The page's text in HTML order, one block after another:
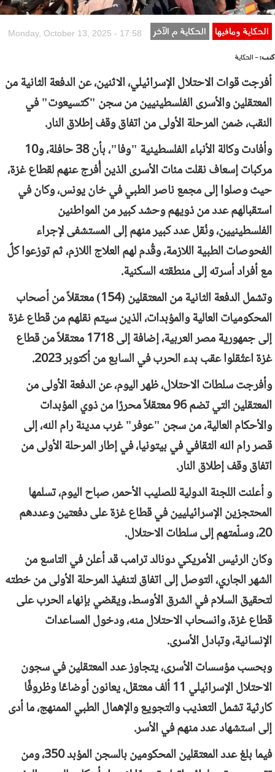
الحكاية ومافيها الحكاية م الآخر Monday, October 13, 2025 - 17:58
كتب:- الحكاية
أفرجت قوات الاحتلال الإسرائيلي، الاثنين، عن الدفعة الثانية من
المعتقلين والأسرى الفلسطينيين من سجن "كتسيعوت" في
النقب، ضمن المرحلة الأولى من اتفاق وقف إطلاق النار.
وأفادت وكالة الأنباء الفلسطينية "وفا"، بأن 38 حافلة، و10
مركبات إسعاف نقلت مئات الأسرى الذين أُفرج عنهم لقطاع غزة،
حيث وصلوا إلى مجمع ناصر الطبي في خان يونس، وكان في
استقبالهم عدد من ذويهم وحشد كبير من المواطنين
الفلسطينيين، ونُقل عدد كبير منهم إلى المستشفى لإجراء
الفحوصات الطبية اللازمة، وقُدم لهم العلاج اللازم، ثم توزعوا كلٌ
مع أفراد أسرته إلى منطقته السكنية.
وتشمل الدفعة الثانية من المعتقلين (154) معتقلاً من أصحاب
المحكوميات العالية والمؤبدات، الذين سيتم نقلهم من قطاع غزة
إلى جمهورية مصر العربية، إضافة إلى 1718 معتقلاً من قطاع
غزة اعتُقلوا عقب بدء الحرب في السابع من أكتوبر 2023.
وأفرجت سلطات الاحتلال، ظهر اليوم، عن الدفعة الأولى من
المعتقلين التي تضم 96 معتقلاً محررًا من ذوي المؤبدات
والأحكام العالية، من سجن "عوفر" غرب مدينة رام الله، إلى
قصر رام الله الثقافي في بيتونيا، في إطار المرحلة الأولى من
اتفاق وقف إطلاق النار.
و أعلنت اللجنة الدولية للصليب الأحمر، صباح اليوم، تسلمها
المحتجزين الإسرائيليين في قطاع غزة على دفعتين وعددهم
20، وسلّمتهم إلى سلطات الاحتلال.
وكان الرئيس الأمريكي دونالد ترامب قد أعلن في التاسع من
الشهر الجاري، التوصل إلى اتفاق لتنفيذ المرحلة الأولى من خطته
لتحقيق السلام في الشرق الأوسط، ويقضي بإنهاء الحرب على
قطاع غزة، وانسحاب الاحتلال منه، ودخول المساعدات
الإنسانية، وتبادل الأسرى.
وبحسب مؤسسات الأسرى، يتجاوز عدد المعتقلين في سجون
الاحتلال الإسرائيلي 11 ألف معتقل، يعانون أوضاعًا وظروفًا
كارثية تشمل التعذيب والتجويع والإهمال الطبي الممنهج، ما أدى
إلى استشهاد عدد منهم في الأسر.
فيما بلغ عدد المعتقلين المحكومين بالسجن المؤبد 350، ومن